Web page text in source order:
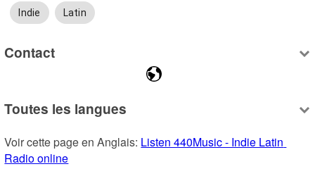
Indie Latin
Contact
Toutes les langues
Voir cette page en Anglais: Listen 440Music - Indie Latin
Radio online